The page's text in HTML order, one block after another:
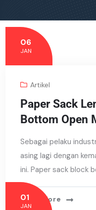
06
JAN
Artikel
Paper Sack
Bottom Open
Sebagai pelaku
asing lagi dengan
ini. Paper sack block
Read More
01
JAN